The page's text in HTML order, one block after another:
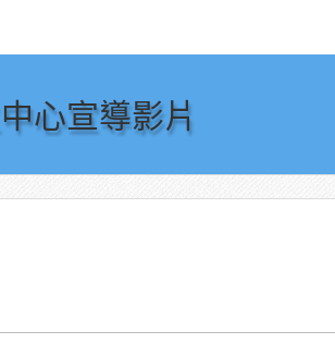
心宣導影片